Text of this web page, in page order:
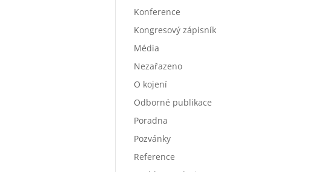
Konference
Kongresový zápisník
Média
Nezařazeno
O kojení
Odborné publikace
Poradna
Pozvánky
Reference